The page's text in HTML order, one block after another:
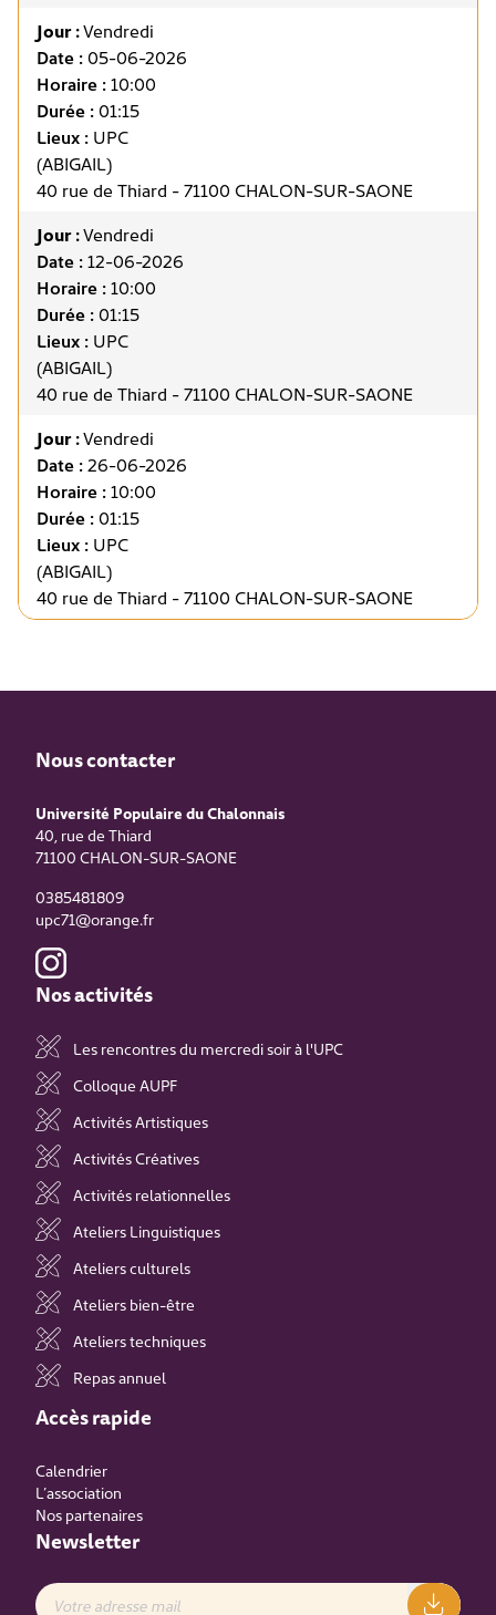
Jour :Vendredi
Date :05-06-2026
Horaire :10:00
Durée :01:15
Lieux : UPC
(ABIGAIL)
40 rue de Thiard - 71100 CHALON-SUR-SAONE
Jour :Vendredi
Date :12-06-2026
Horaire :10:00
Durée :01:15
Lieux : UPC
(ABIGAIL)
40 rue de Thiard - 71100 CHALON-SUR-SAONE
Jour :Vendredi
Date :26-06-2026
Horaire :10:00
Durée :01:15
Lieux : UPC
(ABIGAIL)
40 rue de Thiard - 71100 CHALON-SUR-SAONE
Nous contacter
Université Populaire du Chalonnais
40, rue de Thiard
71100 CHALON-SUR-SAONE
0385481809
upc71@orange.fr
Nos activités
Les rencontres du mercredi soir à l'UPC
Colloque AUPF
Activités Artistiques
Activités Créatives
Activités relationnelles
Ateliers Linguistiques
Ateliers culturels
Ateliers bien-être
Ateliers techniques
Repas annuel
Accès rapide
Calendrier
L’association
Nos partenaires
Newsletter